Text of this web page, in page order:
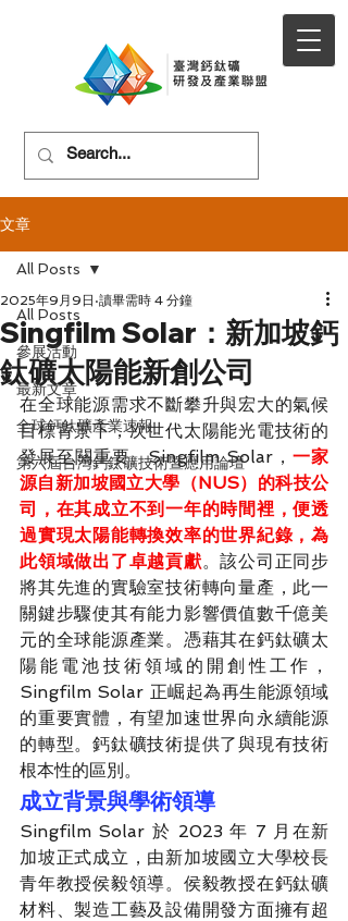
文章
All Posts
參展活動
最新文章
全球鈣鈦礦產業速報
第六屆台灣鈣鈦礦技術暨應用論壇
All Posts
Singfilm Solar：新加坡鈣
鈦礦太陽能新創公司
2025年9月9日 讀畢需時 4 分鐘
在全球能源需求不斷攀升與宏大的氣候
目標背景下，次世代太陽能光電技術的
發展至關重要。Singfilm Solar，一家
源自新加坡國立大學（NUS）的科技公
司，在其成立不到一年的時間裡，便透
過實現太陽能轉換效率的世界紀錄，為
此領域做出了卓越貢獻。該公司正同步
將其先進的實驗室技術轉向量產，此一
關鍵步驟使其有能力影響價值數千億美
元的全球能源產業。憑藉其在鈣鈦礦太
陽能電池技術領域的開創性工作，
Singfilm Solar 正崛起為再生能源領域
的重要實體，有望加速世界向永續能源
的轉型。鈣鈦礦技術提供了與現有技術
根本性的區別。
成立背景與學術領導
Singfilm Solar 於 2023 年 7 月在新
加坡正式成立，由新加坡國立大學校長
青年教授侯毅領導。侯毅教授在鈣鈦礦
材料、製造工藝及設備開發方面擁有超